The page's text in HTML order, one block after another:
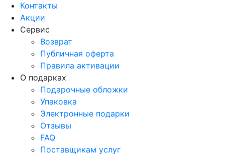
Контакты
Акции
Сервис
Возврат
Публичная оферта
Правила активации
О подарках
Подарочные обложки
Упаковка
Электронные подарки
Отзывы
FAQ
Поставщикам услуг